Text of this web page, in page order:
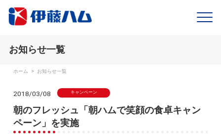
お知らせ一覧
ホーム > お知らせ一覧
2018/03/08 キャンペーン
朝のフレッシュ「朝ハムで笑顔の食卓キャン
ペーン」を実施